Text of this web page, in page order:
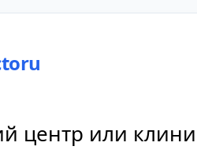
центр или